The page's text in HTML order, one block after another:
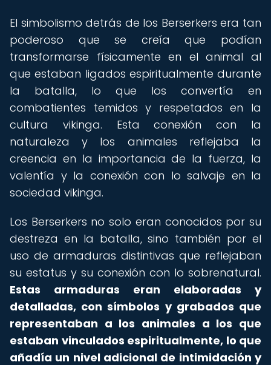
El simbolismo detrás de los Berserkers era tan
poderoso que se creía que podían
transformarse físicamente en el animal al
que estaban ligados espiritualmente durante
la batalla, lo que los convertía en
combatientes temidos y respetados en la
cultura vikinga. Esta conexión con la
naturaleza y los animales reflejaba la
creencia en la importancia de la fuerza, la
valentía y la conexión con lo salvaje en la
sociedad vikinga.
Los Berserkers no solo eran conocidos por su
destreza en la batalla, sino también por el
uso de armaduras distintivas que reflejaban
su estatus y su conexión con lo sobrenatural.
Estas armaduras eran elaboradas y
detalladas, con símbolos y grabados que
representaban a los animales a los que
estaban vinculados espiritualmente, lo que
añadía un nivel adicional de intimidación y